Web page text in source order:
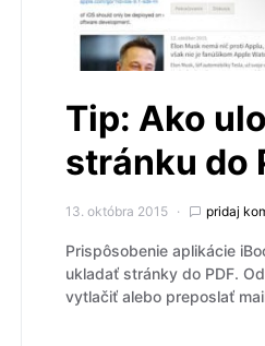
Tip: Ako
stránku do
13. októbra 2015 pridaj
Prispôsobenie aplikácie
ukladať stránky do PDF.
vytlačiť alebo preposlať